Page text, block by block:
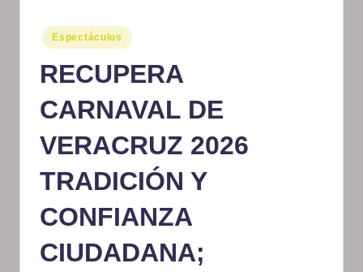
m
at
iv
o
Publicado
en
Espectáculos
RECUPERA
CARNAVAL DE
VERACRUZ 2026
TRADICIÓN Y
CONFIANZA
CIUDADANA;